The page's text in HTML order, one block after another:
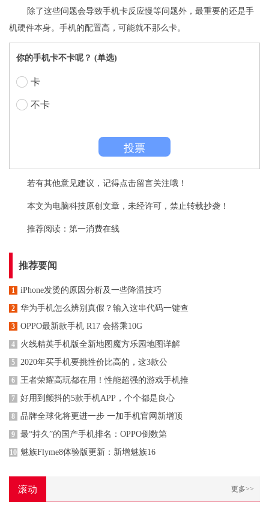
除了这些问题会导致手机卡反应慢等问题外，最重要的还是手
机硬件本身。手机的配置高，可能就不那么卡。
你的手机卡不卡呢？ (单选)
卡
不卡
投票
若有其他意见建议，记得点击留言关注哦！
本文为电脑科技原创文章，未经许可，禁止转载抄袭！
推荐阅读： 第一消费在线
推荐要闻
1 iPhone发烫的原因分析及一些降温技巧
2 华为手机怎么辨别真假？输入这串代码一键查
3 OPPO最新款手机 R17 会搭乘10G
4 火线精英手机版全新地图魔方乐园地图详解
5 2020年买手机要挑性价比高的，这3款公
6 王者荣耀高玩都在用！性能超强的游戏手机推
7 好用到颤抖的5款手机APP，个个都是良心
8 品牌全球化将更进一步 一加手机官网新增顶
9 最“持久”的国产手机排名：OPPO倒数第
10 魅族Flyme8体验版更新：新增魅族16
滚动 更多>>